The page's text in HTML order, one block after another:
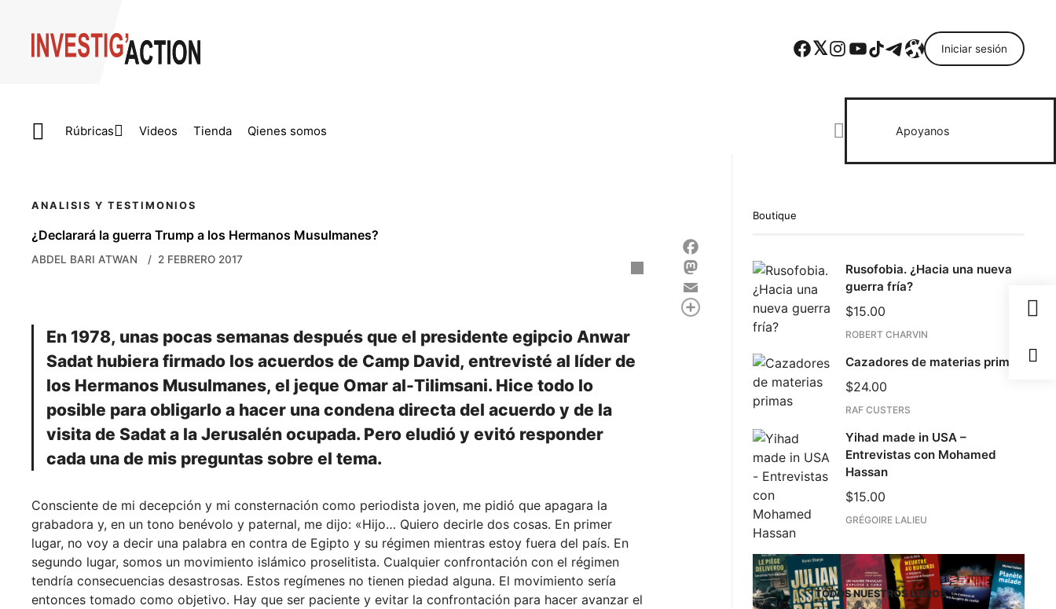
Facebook Twitter Instagram YouTube TikTok Telegram Enlace Iniciar sesión
Rúbricas Videos Tienda Qienes somos Apoyanos
¿Declarará la guerra Trump a los Hermanos Musulmanes?
ABDEL BARI ATWAN 2 FEBRERO 2017
En 1978, unas pocas semanas después que el presidente egipcio Anwar
Sadat hubiera firmado los acuerdos de Camp David, entrevisté al líder de
los Hermanos Musulmanes, el jeque Omar al-Tilimsani. Hice todo lo
posible para obligarlo a hacer una condena directa del acuerdo y de la
visita de Sadat a la Jerusalén ocupada. Pero eludió y evitó responder
cada una de mis preguntas sobre el tema.
Consciente de mi decepción y mi consternación como periodista joven, me pidió que apagara la
grabadora y, en un tono benévolo y paternal, me dijo: «Hijo… Quiero decirle dos cosas. En primer
lugar, no voy a decir una palabra en contra de Egipto y su régimen mientras estoy fuera del país. En
segundo lugar, somos un movimiento islámico proselitista. Cualquier confrontación con el régimen
tendría consecuencias desastrosas. Estos regímenes no tienen piedad alguna. El movimiento sería
entonces tomado como objetivo. Hay que ser paciente y evitar la confrontación para hacer avanzar el
ANALISIS Y TESTIMONIOS
Facebook
Mastodon
Email
Compartir
Boutique
Rusofobia. ¿Hacia una nueva
guerra fría?
$15.00
ROBERT CHARVIN
Cazadores de materias primas
$24.00
RAF CUSTERS
Yihad made in USA –
Entrevistas con Mohamed
Hassan
$15.00
GRÉGOIRE LALIEU
TODOS NUESTROS LIBROS